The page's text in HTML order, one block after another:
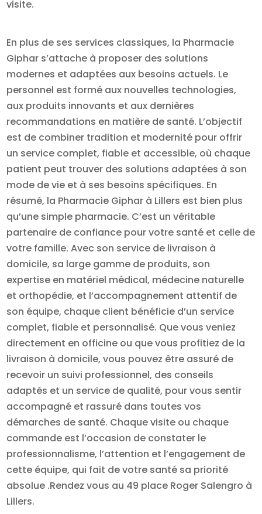
visite.
En plus de ses services classiques, la Pharmacie
Giphar s’attache à proposer des solutions
modernes et adaptées aux besoins actuels. Le
personnel est formé aux nouvelles technologies,
aux produits innovants et aux dernières
recommandations en matière de santé. L’objectif
est de combiner tradition et modernité pour offrir
un service complet, fiable et accessible, où chaque
patient peut trouver des solutions adaptées à son
mode de vie et à ses besoins spécifiques. En
résumé, la Pharmacie Giphar à Lillers est bien plus
qu’une simple pharmacie. C’est un véritable
partenaire de confiance pour votre santé et celle de
votre famille. Avec son service de livraison à
domicile, sa large gamme de produits, son
expertise en matériel médical, médecine naturelle
et orthopédie, et l’accompagnement attentif de
son équipe, chaque client bénéficie d’un service
complet, fiable et personnalisé. Que vous veniez
directement en officine ou que vous profitiez de la
livraison à domicile, vous pouvez être assuré de
recevoir un suivi professionnel, des conseils
adaptés et un service de qualité, pour vous sentir
accompagné et rassuré dans toutes vos
démarches de santé. Chaque visite ou chaque
commande est l’occasion de constater le
professionnalisme, l’attention et l’engagement de
cette équipe, qui fait de votre santé sa priorité
absolue .Rendez vous au 49 place Roger Salengro à
Lillers.